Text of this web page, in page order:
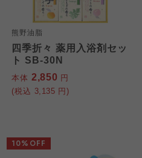
熊野油脂
四季折々 薬用入浴剤セッ
ト SB-30N
本体 2,850 円
(税込 3,135 円)
10%OFF